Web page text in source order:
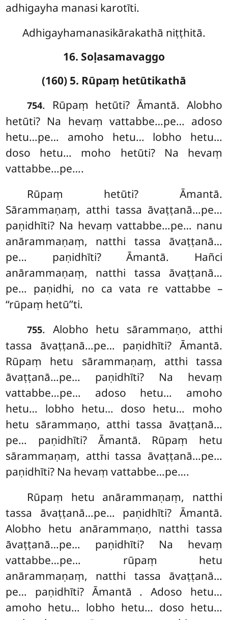
adhigayha manasi karotīti.
Adhigayhamanasikārakathā niṭṭhitā.
16. Soḷasamavaggo
(160) 5. Rūpaṃ hetūtikathā
754. Rūpaṃ hetūti? Āmantā. Alobho
hetūti? Na hevaṃ vattabbe…pe… adoso
hetu…pe… amoho hetu… lobho hetu…
doso hetu… moho hetūti? Na hevaṃ
vattabbe…pe….
Rūpaṃ hetūti? Āmantā.
Sārammaṇaṃ, atthi tassa āvaṭṭanā…pe…
paṇidhīti? Na hevaṃ vattabbe…pe… nanu
anārammaṇaṃ, natthi tassa āvaṭṭanā…
pe… paṇidhīti? Āmantā. Hañci
anārammaṇaṃ, natthi tassa āvaṭṭanā…
pe… paṇidhi, no ca vata re vattabbe –
‘‘rūpaṃ hetū’’ti.
755. Alobho hetu sārammaṇo, atthi
tassa āvaṭṭanā…pe… paṇidhīti? Āmantā.
Rūpaṃ hetu sārammaṇaṃ, atthi tassa
āvaṭṭanā…pe… paṇidhīti? Na hevaṃ
vattabbe…pe… adoso hetu… amoho
hetu… lobho hetu… doso hetu… moho
hetu sārammaṇo, atthi tassa āvaṭṭanā…
pe… paṇidhīti? Āmantā. Rūpaṃ hetu
sārammaṇaṃ, atthi tassa āvaṭṭanā…pe…
paṇidhīti? Na hevaṃ vattabbe…pe….
Rūpaṃ hetu anārammaṇaṃ, natthi
tassa āvaṭṭanā…pe… paṇidhīti? Āmantā.
Alobho hetu anārammaṇo, natthi tassa
āvaṭṭanā…pe… paṇidhīti? Na hevaṃ
vattabbe…pe… rūpaṃ hetu
anārammaṇaṃ, natthi tassa āvaṭṭanā…
pe… paṇidhīti? Āmantā . Adoso hetu…
amoho hetu… lobho hetu… doso hetu…